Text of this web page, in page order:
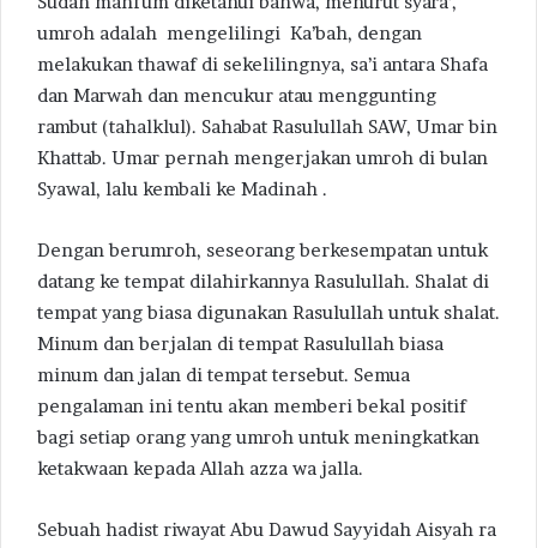
umroh adalah mengelilingi Ka’bah, dengan
melakukan thawaf di sekelilingnya, sa’i antara Shafa
dan Marwah dan mencukur atau menggunting
rambut (tahalklul). Sahabat Rasulullah SAW, Umar bin
Khattab. Umar pernah mengerjakan umroh di bulan
Syawal, lalu kembali ke Madinah .
Dengan berumroh, seseorang berkesempatan untuk
datang ke tempat dilahirkannya Rasulullah. Shalat di
tempat yang biasa digunakan Rasulullah untuk shalat.
Minum dan berjalan di tempat Rasulullah biasa
minum dan jalan di tempat tersebut. Semua
pengalaman ini tentu akan memberi bekal positif
bagi setiap orang yang umroh untuk meningkatkan
ketakwaan kepada Allah azza wa jalla.
Sebuah hadist riwayat Abu Dawud Sayyidah Aisyah ra